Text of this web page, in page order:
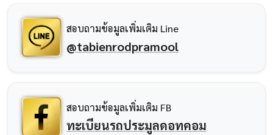
สอบถามข้อมูลเพิ่มเติม Line
@tabienrodpramool
สอบถามข้อมูลเพิ่มเติม FB
ทะเบียนรถประมูลดอทคอม